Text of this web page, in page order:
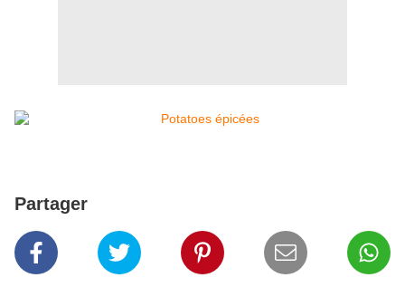
Partager